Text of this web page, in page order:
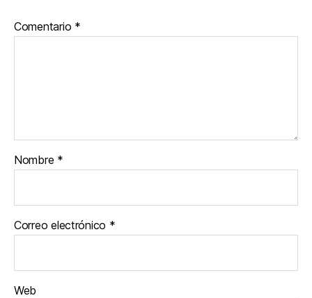
Comentario *
Nombre *
Correo electrónico *
Web